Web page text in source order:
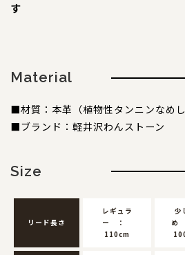
CONTENTS
お直しについて
軽井沢わんストーンへご来店の
す
Material
■材質：本革（植物性タンニンなめし
■ブランド：軽井沢わんストーン
Size
リード長さ
レギュラ
ー ：
110cm
少
め